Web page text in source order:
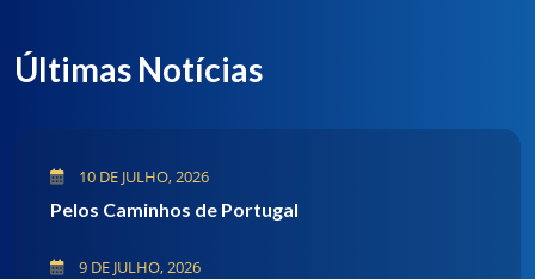
Últimas Notícias
10 DE JULHO, 2026
Pelos Caminhos de Portugal
9 DE JULHO, 2026